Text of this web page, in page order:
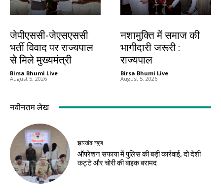
जेपीएससी-जेएसएससी
भर्ती विवाद पर राज्यपाल
से मिले मुख्यमंत्री
Birsa Bhumi Live -
August 5, 2026
नशामुक्ति में समाज की
भागीदारी जरूरी :
राज्यपाल
Birsa Bhumi Live -
August 5, 2026
नवीनतम लेख
झारखंड न्यूज़
ऑपरेशन सफाया में पुलिस की बड़ी कार्रवाई, दो देशी
कट्टे और चोरी की बाइक बरामद